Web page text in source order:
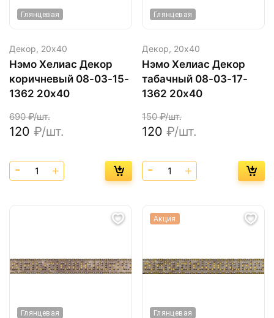
Глянцевая
Декор, 20х40
Нэмо Хелиас Декор
коричневый 08-03-15-
1362 20х40
690₽/шт.
120 ₽/шт.
Глянцевая
Декор, 20х40
Нэмо Хелиас Декор
табачный 08-03-17-
1362 20х40
150₽/шт.
120 ₽/шт.
Глянцевая
Акция
Глянцевая